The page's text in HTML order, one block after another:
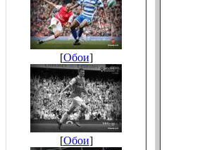
[Обои]
[Обои]